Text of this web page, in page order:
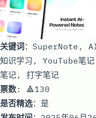
关键词：SuperNote,
知识学习, YouTube笔
笔记, 打字笔记
票数: 🔺130
是否精选：是